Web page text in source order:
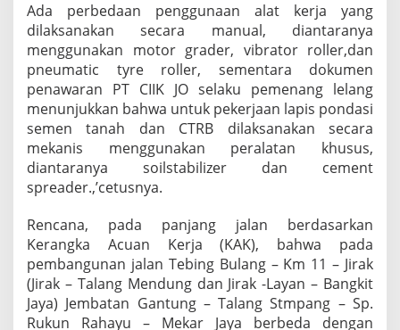
Ada perbedaan penggunaan alat kerja yang
dilaksanakan secara manual, diantaranya
menggunakan motor grader, vibrator roller,dan
pneumatic tyre roller, sementara dokumen
penawaran PT CIIK JO selaku pemenang lelang
menunjukkan bahwa untuk pekerjaan lapis pondasi
semen tanah dan CTRB dilaksanakan secara
mekanis menggunakan peralatan khusus,
diantaranya soilstabilizer dan cement
spreader.,’cetusnya.
Rencana, pada panjang jalan berdasarkan
Kerangka Acuan Kerja (KAK), bahwa pada
pembangunan jalan Tebing Bulang – Km 11 – Jirak
(Jirak – Talang Mendung dan Jirak -Layan – Bangkit
Jaya) Jembatan Gantung – Talang Stmpang – Sp.
Rukun Rahayu – Mekar Jaya berbeda dengan